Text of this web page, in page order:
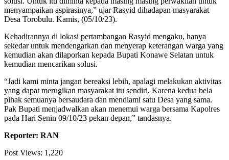
menyampaikan aspirasinya,” ujar Rasyid dihadapan masyarakat
Desa Torobulu. Kamis, (05/10/23).
Kehadirannya di lokasi pertambangan Rasyid mengaku, hanya
sekedar untuk mendengarkan dan menyerap keterangan warga yang
kemudian akan dilaporkan kepada Bupati Konawe Selatan untuk
kemudian mencarikan solusi.
“Jadi kami minta jangan bereaksi lebih, apalagi melakukan aktivitas
yang dapat merugikan masyarakat itu sendiri. Karena kedua bela
pihak semuanya bersaudara dan mendiami satu Desa yang sama.
Pak Bupati menjadwalkan akan menemui warga bersama Kapolres
pada Hari Senin 09/10/23 pekan depan,” tandasnya.
Reporter: RAN
Post Views: 1,220